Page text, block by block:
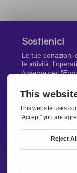
Sostienici
Le tue donazioni
le attività,
Insieme per
Newsletter
Rimani